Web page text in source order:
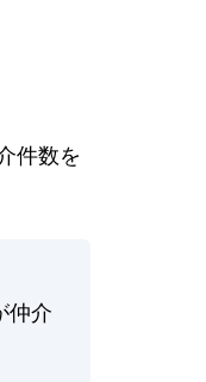
件数を
仲介